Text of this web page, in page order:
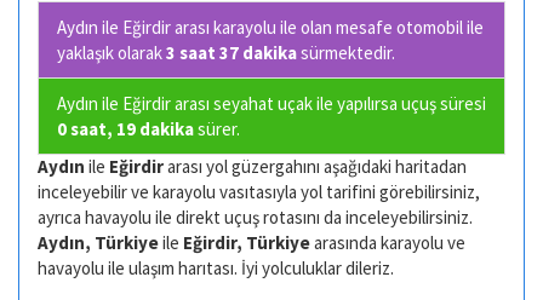
Aydın ile Eğirdir arası karayolu ile olan mesafe otomobil ile
yaklaşık olarak3 saat 37 dakikasürmektedir.
Aydın ile Eğirdir arası seyahat uçak ile yapılırsa uçuş süresi
0 saat, 19 dakikasürer.
Aydın ile Eğirdirarası yol güzergahını aşağıdaki haritadan
inceleyebilir ve karayolu vasıtasıyla yol tarifini görebilirsiniz,
ayrıca havayolu ile direkt uçuş rotasını da inceleyebilirsiniz.
Aydın, Türkiyeile Eğirdir, Türkiyearasında karayolu ve
havayolu ile ulaşım harıtası. İyi yolculuklar dileriz.